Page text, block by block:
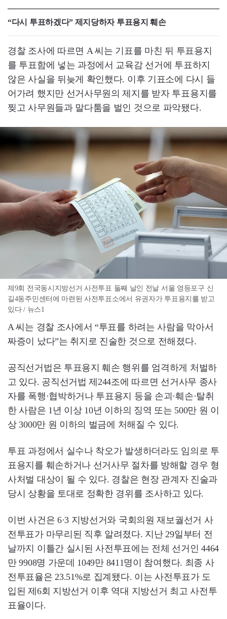
“다시 투표하겠다” 제지당하자 투표용지 훼손
경찰 조사에 따르면 A 씨는 기표를 마친 뒤 투표용지
를 투표함에 넣는 과정에서 교육감 선거에 투표하지
않은 사실을 뒤늦게 확인했다. 이후 기표소에 다시 들
어가려 했지만 선거사무원의 제지를 받자 투표용지를
찢고 사무원들과 말다툼을 벌인 것으로 파악됐다.
제9회 전국동시지방선거 사전투표 둘째 날인 전날 서울 영등포구 신
길4동주민센터에 마련된 사전투표소에서 유권자가 투표용지를 받고
있다 / 뉴스1
A 씨는 경찰 조사에서 “투표를 하려는 사람을 막아서
짜증이 났다”는 취지로 진술한 것으로 전해졌다.
공직선거법은 투표용지 훼손 행위를 엄격하게 처벌하
고 있다. 공직선거법 제244조에 따르면 선거사무 종사
자를 폭행·협박하거나 투표용지 등을 손괴·훼손·탈취
한 사람은 1년 이상 10년 이하의 징역 또는 500만 원 이
상 3000만 원 이하의 벌금에 처해질 수 있다.
투표 과정에서 실수나 착오가 발생하더라도 임의로 투
표용지를 훼손하거나 선거사무 절차를 방해할 경우 형
사처벌 대상이 될 수 있다. 경찰은 현장 관계자 진술과
당시 상황을 토대로 정확한 경위를 조사하고 있다.
이번 사건은 6·3 지방선거와 국회의원 재보궐선거 사
전투표가 마무리된 직후 알려졌다. 지난 29일부터 전
날까지 이틀간 실시된 사전투표에는 전체 선거인 4464
만 9908명 가운데 1049만 8411명이 참여했다. 최종 사
전투표율은 23.51%로 집계됐다. 이는 사전투표가 도
입된 제6회 지방선거 이후 역대 지방선거 최고 사전투
표율이다.